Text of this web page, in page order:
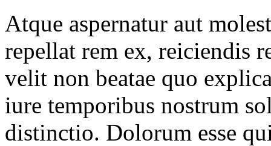
Atque aspernatur aut
repellat rem ex, reiciendis
velit non beatae quo
iure temporibus nostrum
distinctio. Dolorum esse